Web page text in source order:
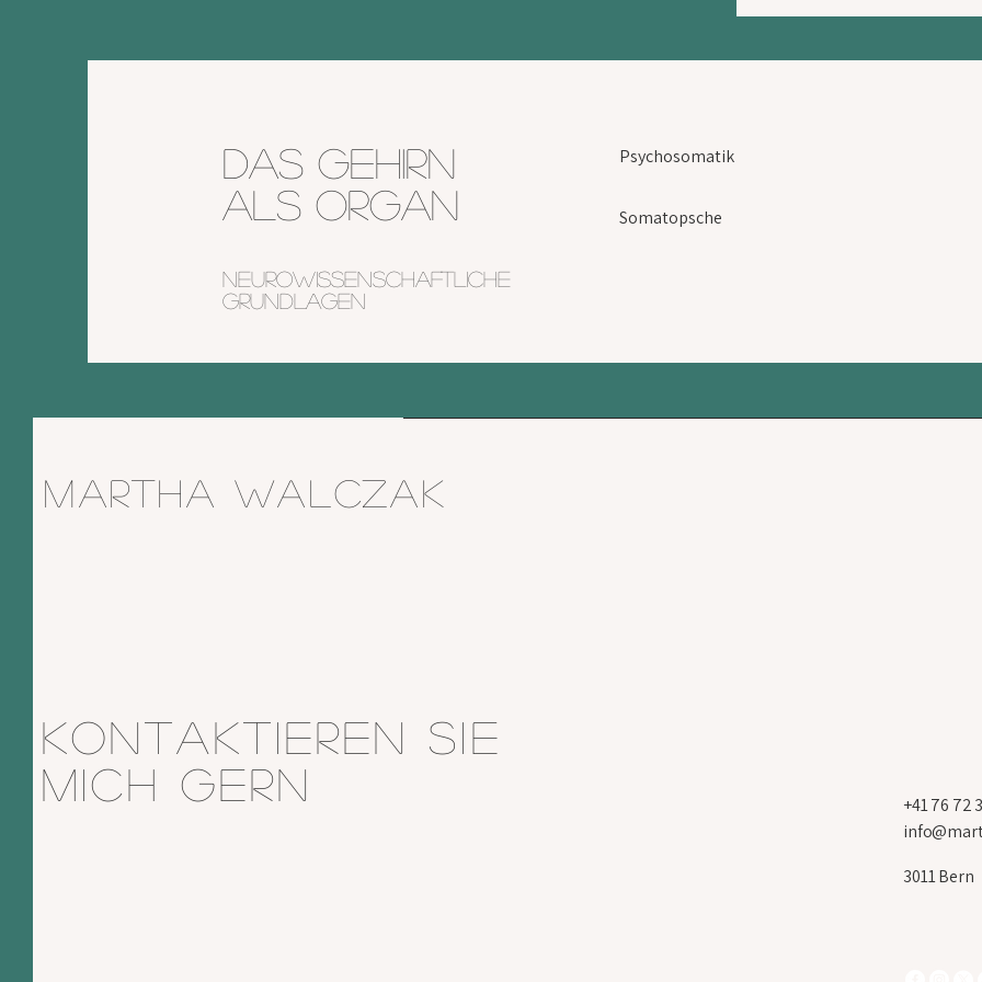
Das gehirn
als Organ
Psychosomatik
Somatopsche
neurowissenschaftliche
Grundlagen
Martha Walczak
Kontaktieren Sie
MICH GERN
+41 76 72
3011 Bern